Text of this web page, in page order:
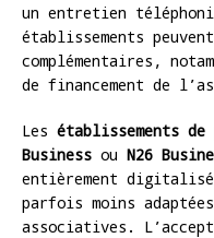
un entretien
établissements
complémentaires,
de financement de
Les établissements de
Business ou N26
entièrement
parfois moins
associatives.